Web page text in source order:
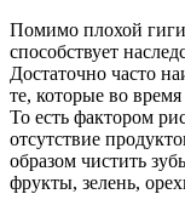
Помимо плохой
способствует
Достаточно часто
те, которые во
То есть фактором
отсутствие
образом чистить
фрукты, зелень,